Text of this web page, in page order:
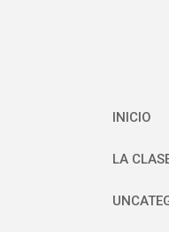
INICIO
LA